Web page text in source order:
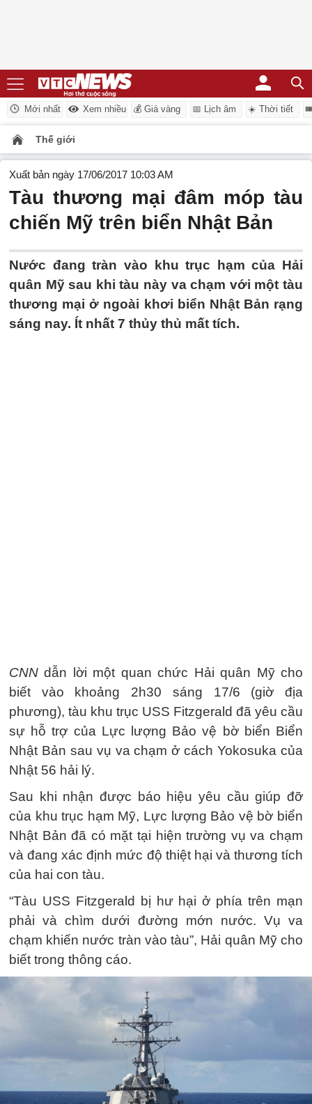
Mới nhất Xem nhiều 💰 Giá vàng 📅 Lịch âm ☀️ Thời tiết
Thế giới
Xuất bản ngày 17/06/2017 10:03 AM
Tàu thương mại đâm móp tàu
chiến Mỹ trên biển Nhật Bản
Nước đang tràn vào khu trục hạm của Hải
quân Mỹ sau khi tàu này va chạm với một tàu
thương mại ở ngoài khơi biển Nhật Bản rạng
sáng nay. Ít nhất 7 thủy thủ mất tích.
CNN dẫn lời một quan chức Hải quân Mỹ cho
biết vào khoảng 2h30 sáng 17/6 (giờ địa
phương), tàu khu trục USS Fitzgerald đã yêu cầu
sự hỗ trợ của Lực lượng Bảo vệ bờ biển Biển
Nhật Bản sau vụ va chạm ở cách Yokosuka của
Nhật 56 hải lý.
Sau khi nhận được báo hiệu yêu cầu giúp đỡ
của khu trục hạm Mỹ, Lực lượng Bảo vệ bờ biển
Nhật Bản đã có mặt tại hiện trường vụ va chạm
và đang xác định mức độ thiệt hại và thương tích
của hai con tàu.
“Tàu USS Fitzgerald bị hư hại ở phía trên mạn
phải và chìm dưới đường mớn nước. Vụ va
chạm khiến nước tràn vào tàu”, Hải quân Mỹ cho
biết trong thông cáo.